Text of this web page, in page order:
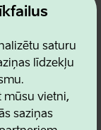
saturu
līdzekļu
mūsu vietni,
saziņas